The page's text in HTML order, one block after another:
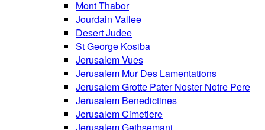
Mont Thabor
Jourdain Vallee
Desert Judee
St George Kosiba
Jerusalem Vues
Jerusalem Mur Des Lamentations
Jerusalem Grotte Pater Noster Notre Pere
Jerusalem Benedictines
Jerusalem Cimetiere